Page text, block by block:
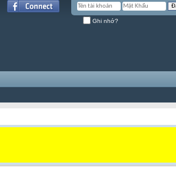
Ghi nhớ?